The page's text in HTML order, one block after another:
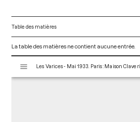
Table des matières
La table des matières ne contient aucune entrée.
s